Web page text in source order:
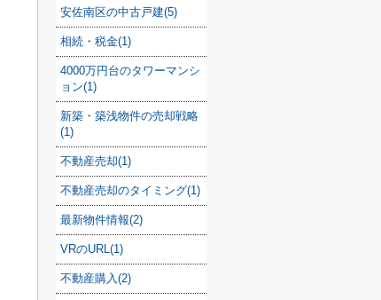
安佐南区の中古戸建(5)
相続・税金(1)
4000万円台のタワーマンシ
ョン(1)
新築・築浅物件の売却戦略
(1)
不動産売却(1)
不動産売却のタイミング(1)
最新物件情報(2)
VRのURL(1)
不動産購入(2)